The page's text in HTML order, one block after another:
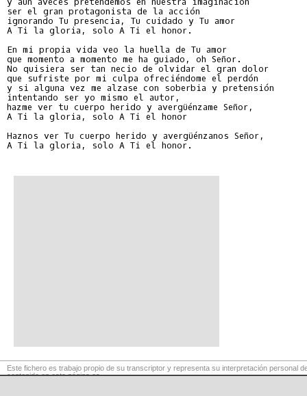
ser el gran protagonista de la acción
ignorando Tu presencia, Tu cuidado y Tu amor
A Ti la gloria, solo A Ti el honor.
En mi propia vida veo la huella de Tu amor
que momento a momento me ha guiado, oh Señor.
No quisiera ser tan necio de olvidar el gran dolor
que sufriste por mi culpa ofreciéndome el perdón
y si alguna vez me alzase con soberbia y pretensión
intentando ser yo mismo el autor,
hazme ver tu cuerpo herido y avergüénzame Señor,
A Ti la gloria, solo A Ti el honor
Haznos ver Tu cuerpo herido y avergüénzanos Señor,
A Ti la gloria, solo A Ti el honor.
Este fichero es trabajo propio de su transcriptor y representa su interpretación personal
contenido en esta página es